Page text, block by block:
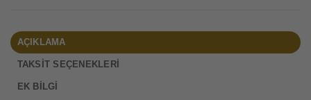
AÇIKLAMA
TAKSIT SEÇENEKLERI
EK BILGI